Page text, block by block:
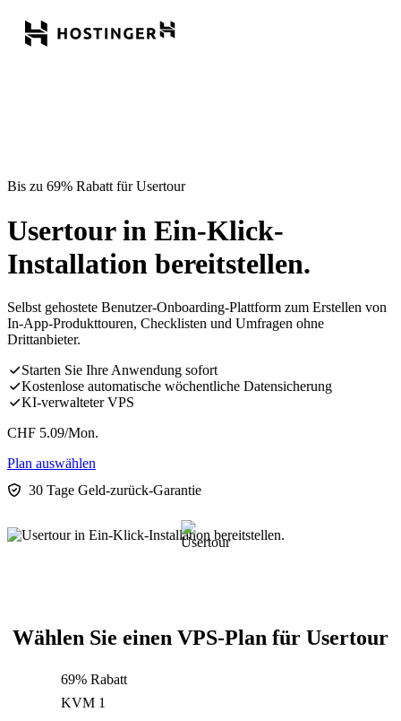
Bis zu 69% Rabatt für Usertour
Usertour in Ein-Klick-
Installation bereitstellen.
Selbst gehostete Benutzer-Onboarding-Plattform zum Erstellen von
In-App-Produkttouren, Checklisten und Umfragen ohne
Drittanbieter.
Starten Sie Ihre Anwendung sofort
Kostenlose automatische wöchentliche Datensicherung
KI-verwalteter VPS
CHF 5.09/Mon.
Plan auswählen
30 Tage Geld-zurück-Garantie
Wählen Sie einen VPS-Plan für Usertour
69% Rabatt
KVM 1